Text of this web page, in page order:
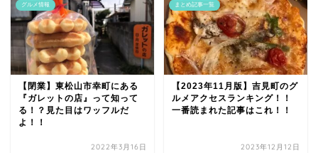
グルメ情報
【閉業】東松山市幸町にある
『ガレットの店』って知って
る！？見た目はワッフルだ
よ！！
2022年3月16日
まとめ記事一覧
【2023年11月版】吉見町のグ
ルメアクセスランキング！！
一番読まれた記事はこれ！！
2023年12月12日